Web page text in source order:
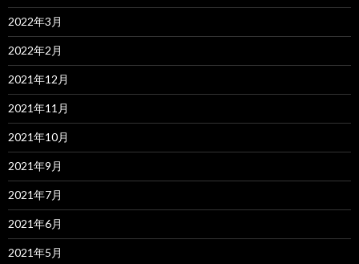
2022年3月
2022年2月
2021年12月
2021年11月
2021年10月
2021年9月
2021年7月
2021年6月
2021年5月